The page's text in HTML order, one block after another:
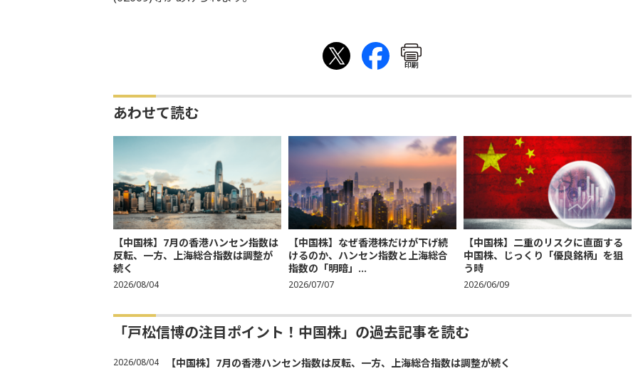
印刷
あわせて読む
【中国株】7月の香港ハンセン指数は
反転、一方、上海総合指数は調整が
続く
2026/08/04
【中国株】なぜ香港株だけが下げ続
けるのか、ハンセン指数と上海総合
指数の「明暗」...
2026/07/07
【中国株】二重のリスクに直面する
中国株、じっくり「優良銘柄」を狙
う時
2026/06/09
「戸松信博の注目ポイント！中国株」の過去記事を読む
2026/08/04 【中国株】7月の香港ハンセン指数は反転、一方、上海総合指数は調整が続く